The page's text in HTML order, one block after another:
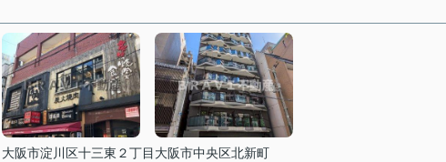
大阪市淀川区十三東２丁目 大阪市中央区北新町